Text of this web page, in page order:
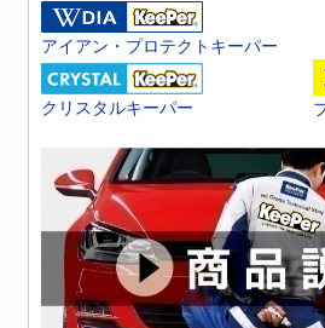
アイアン・プロテクトキーパー
クリスタルキーパー